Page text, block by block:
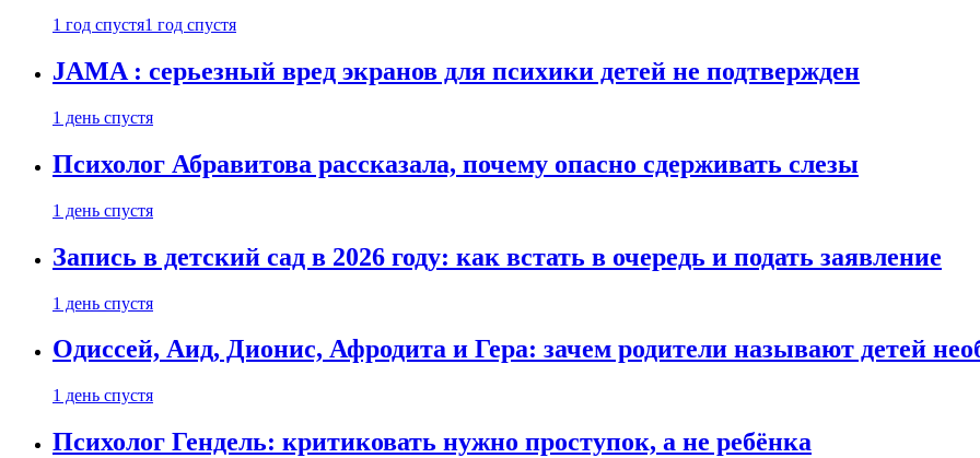
1 год спустя1 год спустя
JAMA : серьезный вред экранов для психики детей не подтвержден
1 день спустя
Психолог Абравитова рассказала, почему опасно сдерживать слезы
1 день спустя
Запись в детский сад в 2026 году: как встать в очередь и подать заявление
1 день спустя
Одиссей, Аид, Дионис, Афродита и Гера: зачем родители называют детей
1 день спустя
Психолог Гендель: критиковать нужно проступок, а не ребёнка